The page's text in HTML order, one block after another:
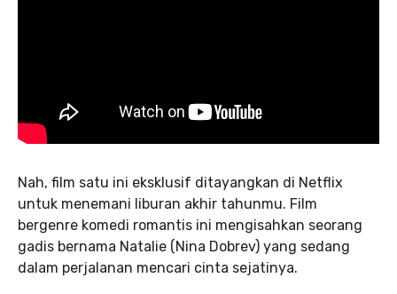
Nah, film satu ini eksklusif ditayangkan di Netflix
untuk menemani liburan akhir tahunmu. Film
bergenre komedi romantis ini mengisahkan seorang
gadis bernama Natalie (Nina Dobrev) yang sedang
dalam perjalanan mencari cinta sejatinya.